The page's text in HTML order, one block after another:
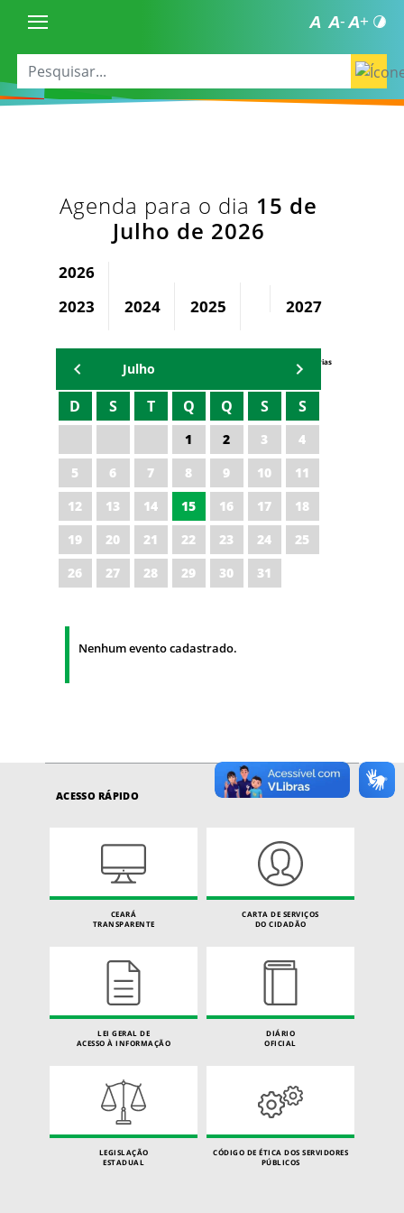
Agenda para o dia 15 de
Julho de 2026
2026
2023
2024 2025 2027
Agenda Secretárias
Julho
D S T Q Q S S
1 2 3
4
5
6 7 8 9 10
11
12
13 14 15 16 17
18
19
20 21 22 23 24
25
26
27 28 29 30 31
Nenhum evento cadastrado.
ACESSO RÁPIDO
CEARÁ
TRANSPARENTE
CARTA DE SERVIÇOS
DO CIDADÃO
LEI GERAL DE
ACESSO À INFORMAÇÃO
DIÁRIO
OFICIAL
LEGISLAÇÃO
ESTADUAL
CÓDIGO DE ÉTICA DOS SERVIDORES
PÚBLICOS